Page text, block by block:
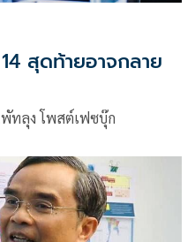
สุดท้ายอาจกลาย
ทลุง โพสต์เฟซบุ๊ก